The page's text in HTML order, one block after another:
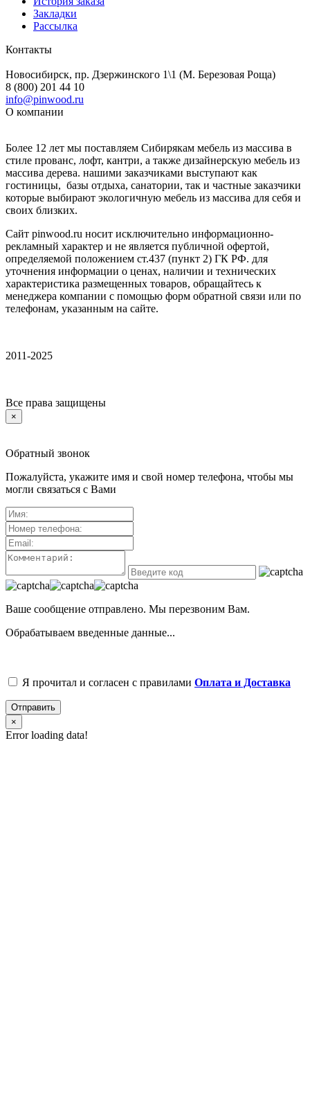
Закладки
Рассылка
Контакты
Новосибирск, пр. Дзержинского 1\1 (М. Березовая Роща)
8 (800) 201 44 10
info@pinwood.ru
О компании
Более 12 лет мы поставляем Сибирякам мебель из массива в
стиле прованс, лофт, кантри, а также дизайнерскую мебель из
массива дерева. нашими заказчиками выступают как
гостиницы, базы отдыха, санатории, так и частные заказчики
которые выбирают экологичную мебель из массива для себя и
своих близких.
Сайт pinwood.ru носит исключительно информационно-
рекламный характер и не является публичной офертой,
определяемой положением ст.437 (пункт 2) ГК РФ. для
уточнения информации о ценах, наличии и технических
характеристика размещенных товаров, обращайтесь к
менеджера компании с помощью форм обратной связи или по
телефонам, указанным на сайте.
2011-2025
Все права защищены
×
Обратный звонок
Пожалуйста, укажите имя и свой номер телефона, чтобы мы
могли связаться с Вами
Ваше сообщение отправлено. Мы перезвоним Вам.
Обрабатываем введенные данные...
Я прочитал и согласен с правилами Оплата и Доставка
Отправить
×
Error loading data!